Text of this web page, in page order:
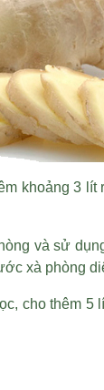
khoảng 3
và sử
xà phòng
cho thêm